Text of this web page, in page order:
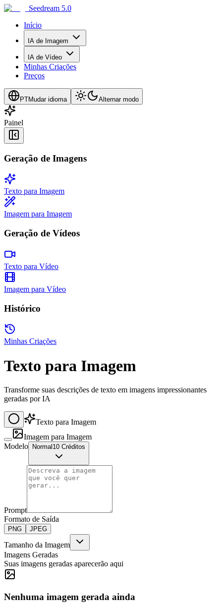
Seedream 5.0
Início
IA de Imagem
IA de Vídeo
Minhas Criações
Preços
PTMudar idioma Alternar modo
Painel
Geração de Imagens
Texto para Imagem
Imagem para Imagem
Geração de Vídeos
Texto para Vídeo
Imagem para Vídeo
Histórico
Minhas Criações
Texto para Imagem
Transforme suas descrições de texto em imagens impressionantes
geradas por IA
Texto para Imagem
Imagem para Imagem
Modelo
Normal 10 Créditos
Prompt
Formato de Saída
PNG JPEG
Tamanho da Imagem
Imagens Geradas
Suas imagens geradas aparecerão aqui
Nenhuma imagem gerada ainda